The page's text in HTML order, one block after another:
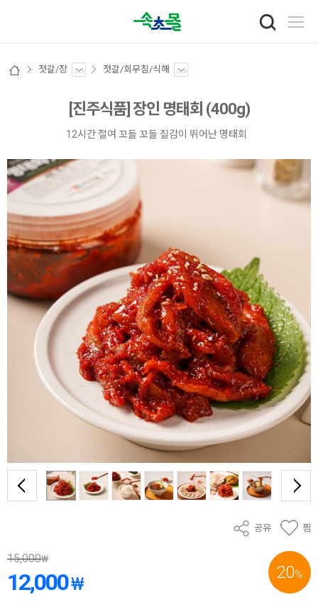
젓갈/장 젓갈/회무침/식해
[진주식품] 장인 명태회 (400g)
12시간 절여 꼬들 꼬들 질감이 뛰어난 명태회
공유 찜
20%
15,000₩
12,000₩